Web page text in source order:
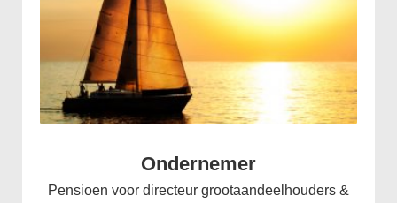
Ondernemer
Pensioen voor directeur grootaandeelhouders &